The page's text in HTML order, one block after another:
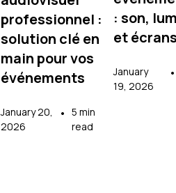
professionnel :
solution clé en
main pour vos
événements
January 20,
2026
• 5 min
read
: son,
et
January
19, 2026
•